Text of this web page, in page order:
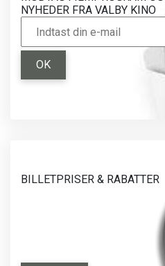
NYHEDER FRA VALBY KINO
OK
BILLETPRISER & RABATTER